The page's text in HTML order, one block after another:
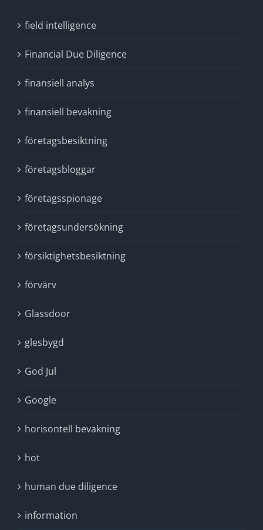
field intelligence
Financial Due Diligence
finansiell analys
finansiell bevakning
företagsbesiktning
företagsbloggar
företagsspionage
företagsundersökning
försiktighetsbesiktning
förvärv
Glassdoor
glesbygd
God Jul
Google
horisontell bevakning
hot
human due diligence
information